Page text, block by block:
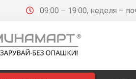
09:00 – 19:00, неделя –